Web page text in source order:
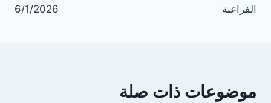
الفراعنة
6/1/2026
موضوعات ذات صلة